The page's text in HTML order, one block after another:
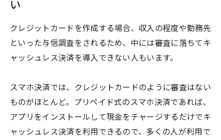
い
クレジットカードを作成する場合、収入の程度や勤務先
といった与信調査をされるため、中には審査に落ちてキ
ャッシュレス決済を導入できない人もいます。
スマホ決済では、クレジットカードのように審査はない
ものがほとんど。プリペイド式のスマホ決済であれば、
アプリをインストールして現金をチャージするだけでキ
ャッシュレス決済を利用できるので、多くの人が利用で